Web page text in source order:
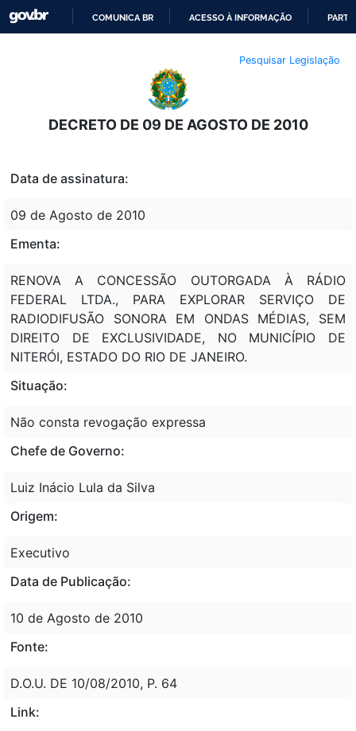
O
CONTEÚDO
COMUNICA BR ACESSO À INFORMAÇÃO
Pesquisar Legislação
DECRETO DE 09 DE AGOSTO DE 2010
Data de assinatura:
09 de Agosto de 2010
Ementa:
RENOVA A CONCESSÃO OUTORGADA À RÁDIO
FEDERAL LTDA., PARA EXPLORAR SERVIÇO DE
RADIODIFUSÃO SONORA EM ONDAS MÉDIAS, SEM
DIREITO DE EXCLUSIVIDADE, NO MUNICÍPIO DE
NITERÓI, ESTADO DO RIO DE JANEIRO.
Situação:
Não consta revogação expressa
Chefe de Governo:
Luiz Inácio Lula da Silva
Origem:
Executivo
Data de Publicação:
10 de Agosto de 2010
Fonte:
D.O.U. DE 10/08/2010, P. 64
Link: